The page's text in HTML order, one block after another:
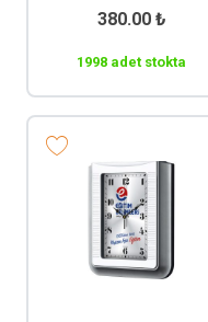
380.00 ₺
1998 adet stokta